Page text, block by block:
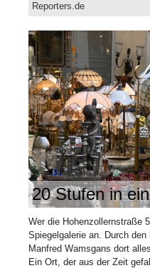
Reporters.de
20 Stufen in
Wer die Hohenzollernstraße
Spiegelgalerie an. Durch
Manfred Wamsgans dort
Ein Ort, der aus der Zeit